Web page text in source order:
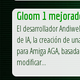
Gloom 1
El desarrollador
de IA, la creación de
para Amiga AGA,
modificar...